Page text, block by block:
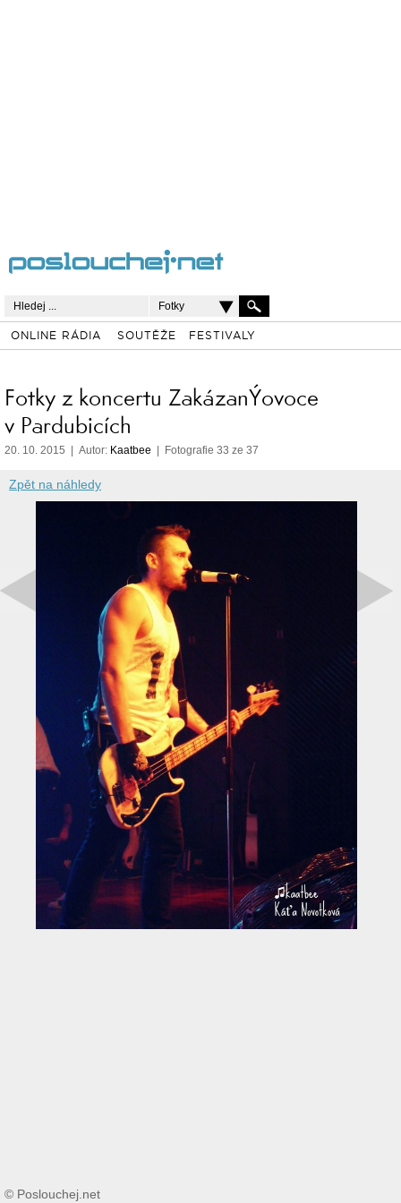
Fotky
ONLINE RÁDIA SOUTĚŽE FESTIVALY
Fotky z koncertu ZakázanÝovoce
v Pardubicích
20. 10. 2015 | Autor: Kaatbee | Fotografie 33 ze 37
Zpět na náhledy
© Poslouchej.net